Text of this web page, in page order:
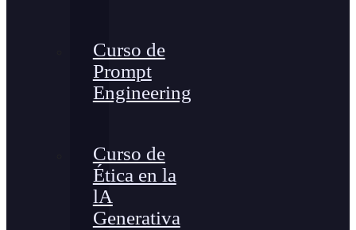
Curso de
Prompt
Engineering
Curso de
Ética en la
lA
Generativa